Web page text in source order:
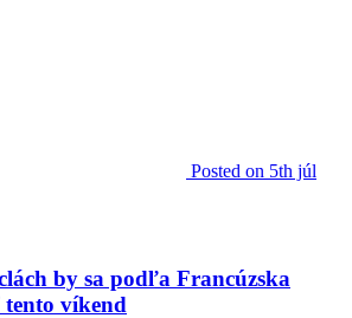
Posted on 5th júl
by sa podľa Francúzska
víkend